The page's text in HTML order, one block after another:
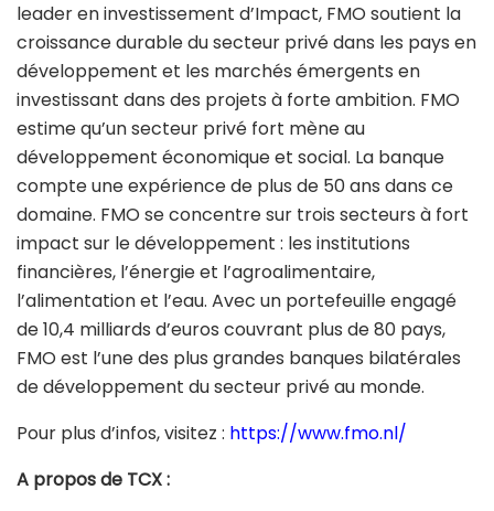
leader en investissement d’Impact, FMO soutient la
croissance durable du secteur privé dans les pays en
développement et les marchés émergents en
investissant dans des projets à forte ambition. FMO
estime qu’un secteur privé fort mène au
développement économique et social. La banque
compte une expérience de plus de 50 ans dans ce
domaine. FMO se concentre sur trois secteurs à fort
impact sur le développement : les institutions
financières, l’énergie et l’agroalimentaire,
l’alimentation et l’eau. Avec un portefeuille engagé
de 10,4 milliards d’euros couvrant plus de 80 pays,
FMO est l’une des plus grandes banques bilatérales
de développement du secteur privé au monde.
Pour plus d’infos, visitez : https://www.fmo.nl/
A propos de TCX :